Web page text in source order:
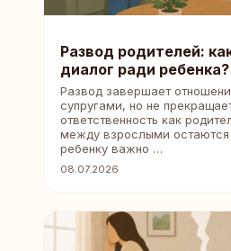
Развод родителей:
диалог ради ребенка?
Развод завершает
супругами, но не
ответственность как
между взрослыми остаются
ребенку важно …
08.07.2026